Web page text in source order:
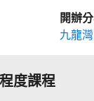
開辦
九龍灣
度課程